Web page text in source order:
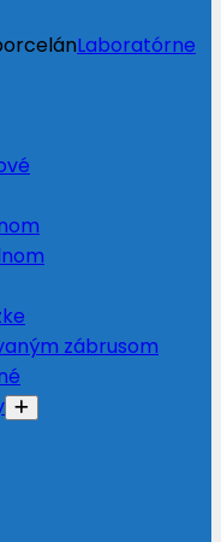
Laboratórne
zábrusom